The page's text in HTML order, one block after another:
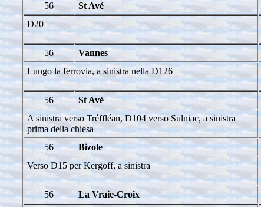
56 St Avé
D20
56
Vannes
Lungo la ferrovia, a sinistra nella D126
56 St Avé
A sinistra verso Tréffléan, D104 verso Sulniac, a sinistra
prima della chiesa
56 Bizole
Verso D15 per Kergoff, a sinistra
56
La Vraie-Croix